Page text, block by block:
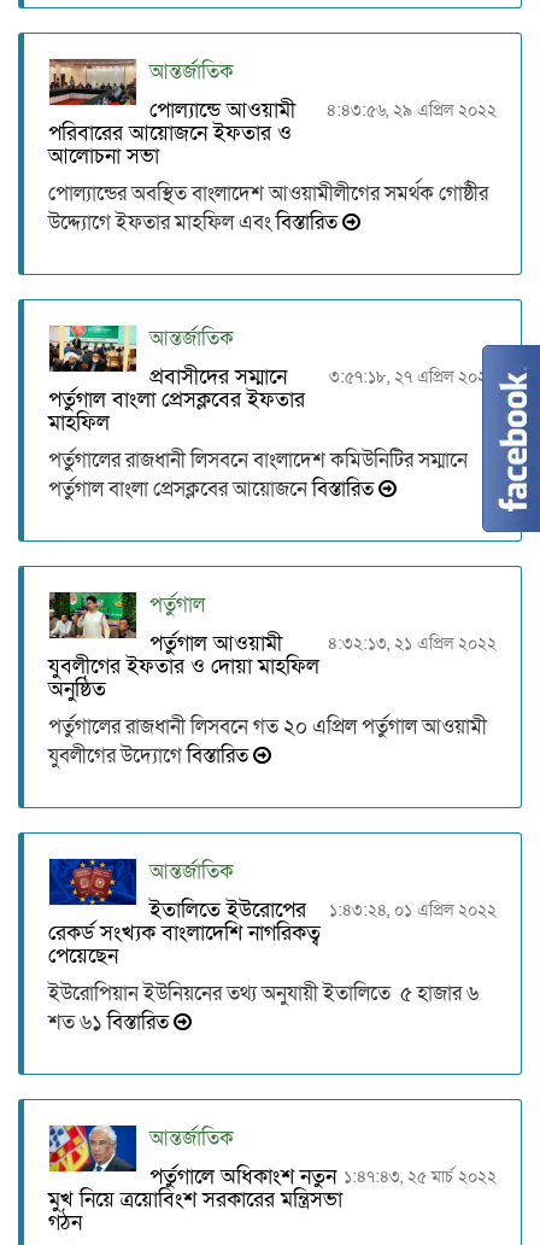
আন্তর্জাতিক
৪:৪৩:৫৬, ২৯ এপ্রিল ২০২২
পোল্যান্ডে আওয়ামী
পরিবারের আয়োজনে ইফতার ও
আলোচনা সভা
পোল্যান্ডের অবস্থিত বাংলাদেশ আওয়ামীলীগের সমর্থক গোষ্ঠীর
উদ্দ্যোগে ইফতার মাহফিল এবংবিস্তারিত
আন্তর্জাতিক
৩:৫৭:১৮, ২৭ এপ্রিল ২০২২
প্রবাসীদের সম্মানে
পর্তুগাল বাংলা প্রেসক্লবের ইফতার
মাহফিল
পর্তুগালের রাজধানী লিসবনে বাংলাদেশ কমিউনিটির সম্মানে
পর্তুগাল বাংলা প্রেসক্লবের আয়োজনেবিস্তারিত
পর্তুগাল
৪:৩২:১৩, ২১ এপ্রিল ২০২২
পর্তুগাল আওয়ামী
যুবলীগের ইফতার ও দোয়া মাহফিল
অনুষ্ঠিত
পর্তুগালের রাজধানী লিসবনে গত ২০ এপ্রিল পর্তুগাল আওয়ামী
যুবলীগের উদ্যোগেবিস্তারিত
আন্তর্জাতিক
১:৪৩:২৪, ০১ এপ্রিল ২০২২
ইতালিতে ইউরোপের
রেকর্ড সংখ্যক বাংলাদেশি নাগরিকত্ব
পেয়েছেন
ইউরোপিয়ান ইউনিয়নের তথ্য অনুযায়ী ইতালিতে ৫ হাজার ৬
শত ৬১বিস্তারিত
আন্তর্জাতিক
১:৪৭:৪৩, ২৫ মার্চ ২০২২
পর্তুগালে অধিকাংশ নতুন
মুখ নিয়ে ত্রয়োবিংশ সরকারের মন্ত্রিসভা
গঠন